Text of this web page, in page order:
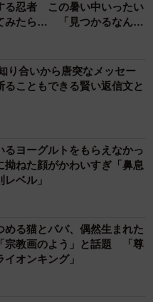
3/3
きくや）
ぐのは大変
設（入舟寮・池島寮）と1
る海の子学園。児童養護
保護者と離れて暮らす子
無料提供について」のメ
る忍者 この暑い中いったい
みたら… 「見つかるなんて
り合いから唐突なメッセー
こともできる賢い返信文と
るヨーグルトをもらえなかっ
拗ねた顔がかわいすぎ「鼻息
ベル」
める猫とパパ、偶然生まれた
宗教画のよう」と話題 「尊
オンキング」